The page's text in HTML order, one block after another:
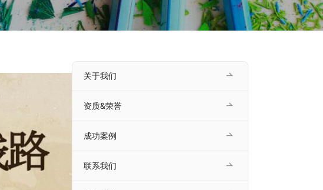
关于我们
资质&荣誉
成功案例
联系我们